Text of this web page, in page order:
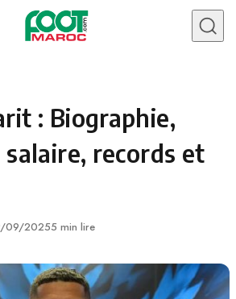
: Biographie,
records et
09/20255 min lire